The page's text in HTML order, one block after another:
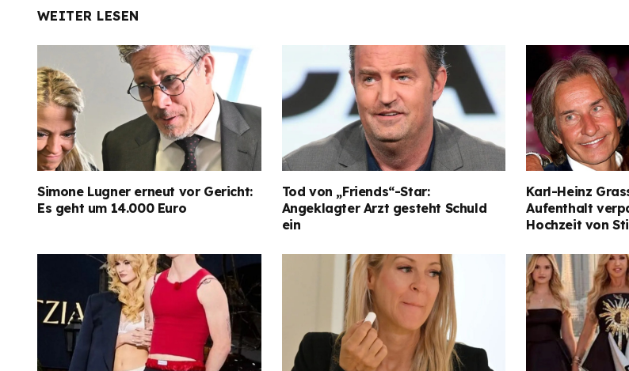
WEITER LESEN
Simone Lugner erneut vor Gericht:
Es geht um 14.000 Euro
Tod von „Friends“-Star:
Angeklagter Arzt gesteht Schuld
ein
Karl-Heinz
Aufenthalt
Hochzeit von